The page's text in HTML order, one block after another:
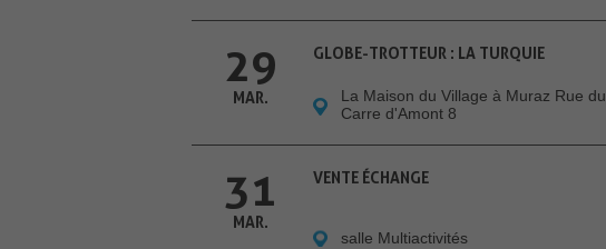
29
MAR.
GLOBE-TROTTEUR : LA TURQUIE
La Maison du Village à Muraz Rue du
Carre d'Amont 8
31
MAR.
VENTE ÉCHANGE
salle Multiactivités